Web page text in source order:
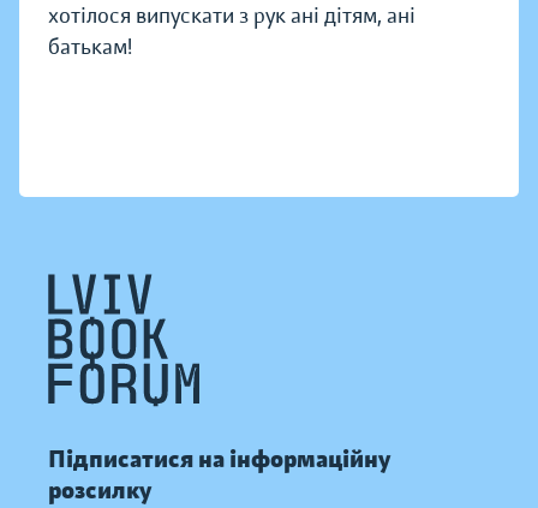
хотілося випускати з рук ані дітям, ані
батькам!
Підписатися на інформаційну
розсилку